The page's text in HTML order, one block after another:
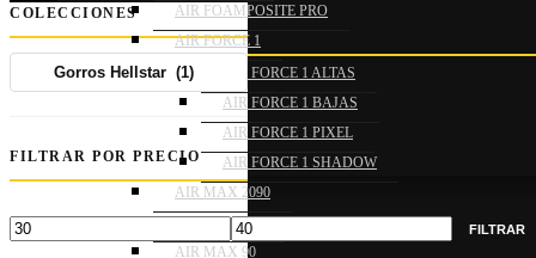
AIR FOAMPOSITE PRO
AIR FORCE 1
AIR FORCE 1 ALTAS
AIR FORCE 1 BAJAS
AIR FORCE 1 PIXEL
AIR FORCE 1 SHADOW
AIR MAX 2090
AIR MAX 270
AIR MAX 90
COLECCIONES
FILTRAR POR PRECIO
FILTRAR